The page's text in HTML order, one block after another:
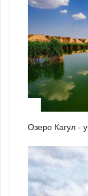
Озеро Кагул -